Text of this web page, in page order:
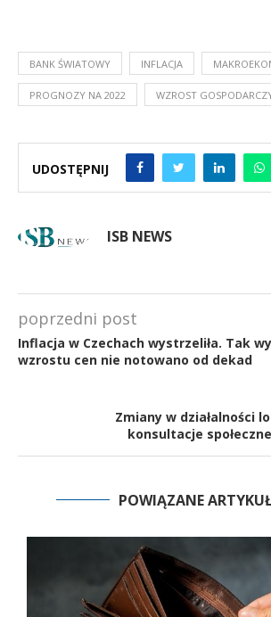
BANK ŚWIATOWY INFLACJA
PROGNOZY NA 2022 WZROST
UDOSTĘPNIJ
ISB NEWS
poprzedni post
Inflacja w Czechach wystrzeliła. Tak
wzrostu cen nie notowano od dekad
Zmiany w działalności
konsultacje
POWIĄZANE